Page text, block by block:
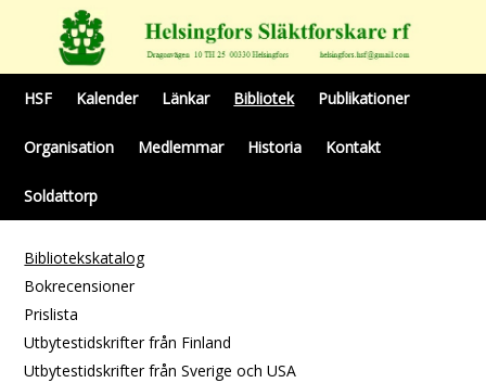
HSF Kalender Länkar Bibliotek Publikationer
Organisation Medlemmar Historia Kontakt
Soldattorp
Bibliotekskatalog
Bokrecensioner
Prislista
Utbytestidskrifter från Finland
Utbytestidskrifter från Sverige och USA